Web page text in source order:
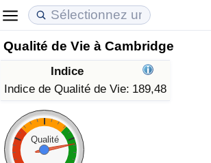
Qualité de Vie à Cambridge
Indice
Indice de Qualité de Vie: 189,48
Qualité
Coût de la vie
Indice du Coût de la Vie (Actuel)
Indice du Coût de la Vie
Indice du coût de la vie par pays
Prix de l'immobilier
Indice des Prix de l'immobilier (Actuel)
Indice des Prix de l'immobilier
Indice des Prix de l'immobilier par Pays
Qualité de Vie
Indice de Qualité de Vie
Indice de Qualité de Vie (Actuel)
Indice de qualité de vie par pays